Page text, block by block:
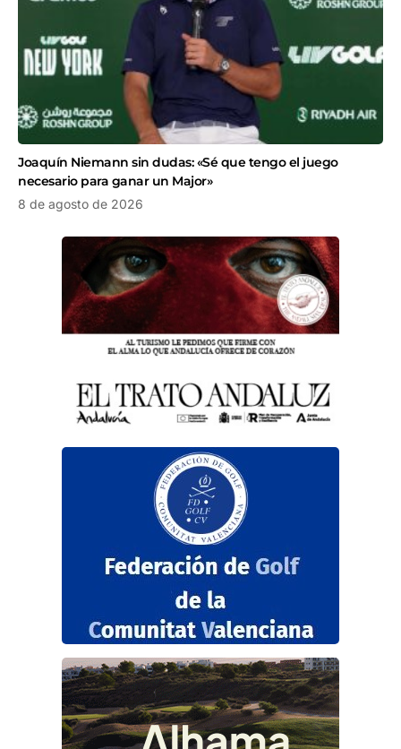
Joaquín Niemann sin dudas: «Sé que tengo el juego
necesario para ganar un Major»
8 de agosto de 2026